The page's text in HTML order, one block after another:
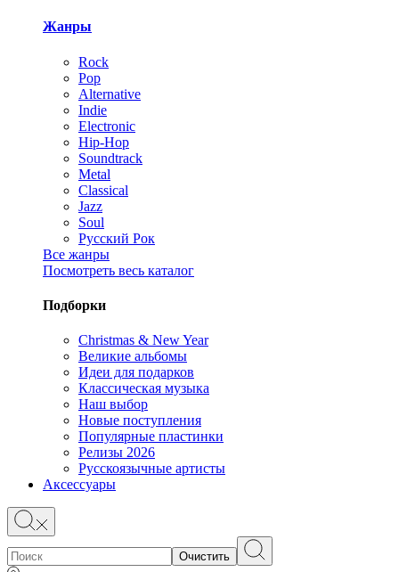
Жанры
Rock
Pop
Alternative
Indie
Electronic
Hip-Hop
Soundtrack
Metal
Classical
Jazz
Soul
Русский Рок
Все жанры
Посмотреть весь каталог
Подборки
Christmas & New Year
Великие альбомы
Идеи для подарков
Классическая музыка
Наш выбор
Новые поступления
Популярные пластинки
Релизы 2026
Русскоязычные артисты
Аксессуары
Очистить